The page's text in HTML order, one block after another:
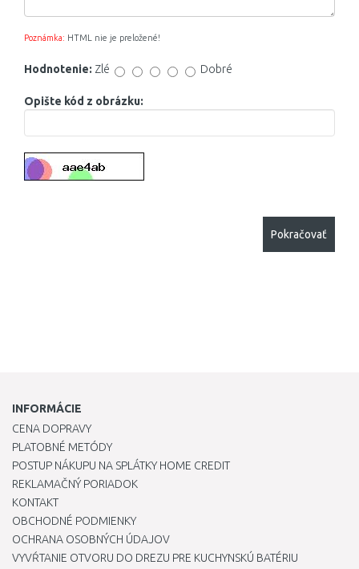
Poznámka: HTML nie je preložené!
Hodnotenie: Zlé Dobré
Opište kód z obrázku:
Pokračovať
INFORMÁCIE
CENA DOPRAVY
PLATOBNÉ METÓDY
POSTUP NÁKUPU NA SPLÁTKY HOME CREDIT
REKLAMAČNÝ PORIADOK
KONTAKT
OBCHODNÉ PODMIENKY
OCHRANA OSOBNÝCH ÚDAJOV
VYVŔTANIE OTVORU DO DREZU PRE KUCHYNSKÚ BATÉRIU